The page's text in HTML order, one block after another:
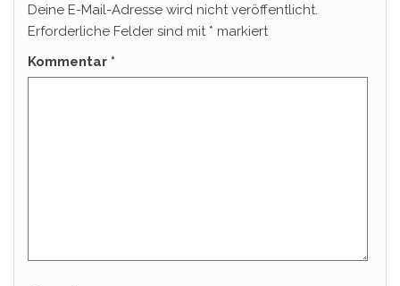
Deine E-Mail-Adresse wird nicht veröffentlicht.
Erforderliche Felder sind mit * markiert
Kommentar *